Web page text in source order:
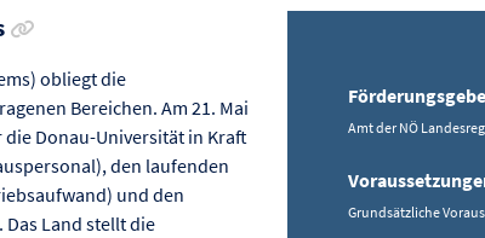
Link zur Förderung kopieren
obliegt die
Bereichen. Am 21. Mai
Donau-Universität in Kraft
den laufenden
und den
Land stellt die
Amt der NÖ
Grundsätzliche